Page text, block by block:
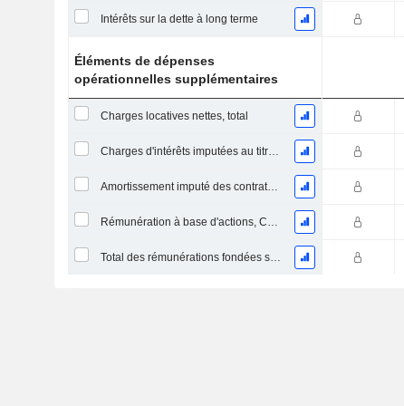
Intérêts sur la dette à long terme
Éléments de dépenses
opérationnelles supplémentaires
Charges locatives nettes, total
Charges d'intérêts imputées au titre des contrats de location
Amortissement imputé des contrats de location simple
Rémunération à base d'actions, COGS (Total)
Total des rémunérations fondées sur des actions